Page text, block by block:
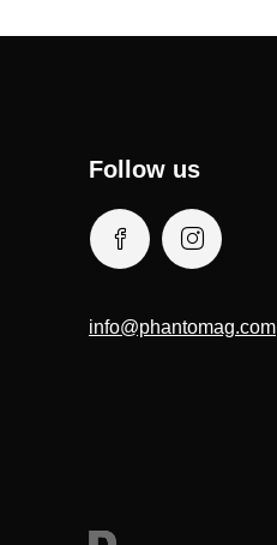
Follow us
info@phantomag.com